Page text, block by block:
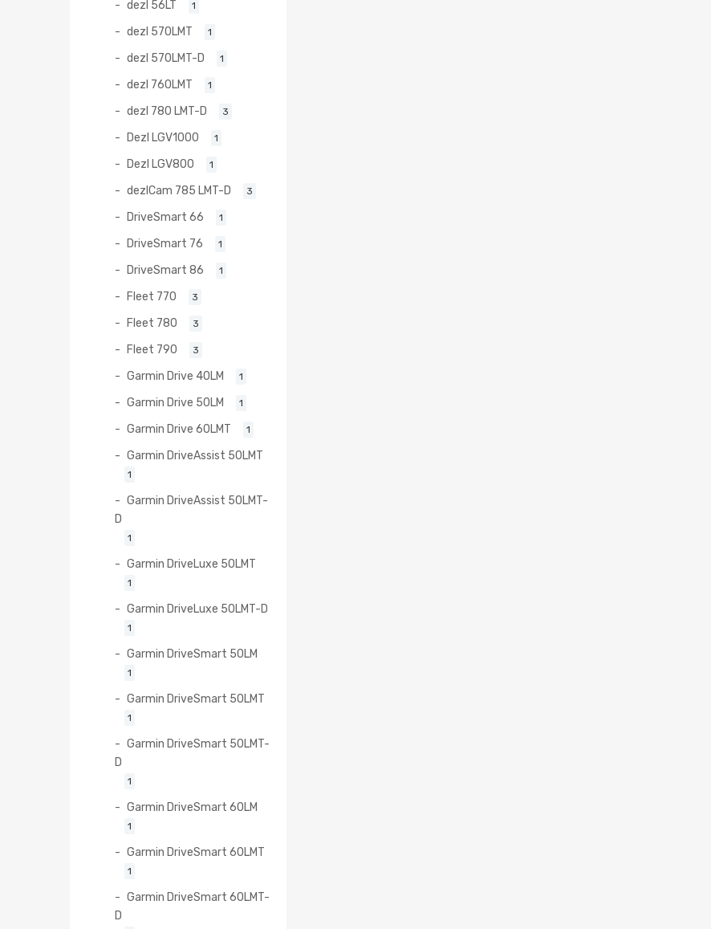
dezl 56LT 1
dezl 570LMT 1
dezl 570LMT-D 1
dezl 760LMT 1
dezl 780 LMT-D 3
Dezl LGV1000 1
Dezl LGV800 1
dezlCam 785 LMT-D 3
DriveSmart 66 1
DriveSmart 76 1
DriveSmart 86 1
Fleet 770 3
Fleet 780 3
Fleet 790 3
Garmin Drive 40LM 1
Garmin Drive 50LM 1
Garmin Drive 60LMT 1
Garmin DriveAssist 50LMT
1
Garmin DriveAssist 50LMT-
D
1
Garmin DriveLuxe 50LMT
1
Garmin DriveLuxe 50LMT-D
1
Garmin DriveSmart 50LM
1
Garmin DriveSmart 50LMT
1
Garmin DriveSmart 50LMT-
D
1
Garmin DriveSmart 60LM
1
Garmin DriveSmart 60LMT
1
Garmin DriveSmart 60LMT-
D